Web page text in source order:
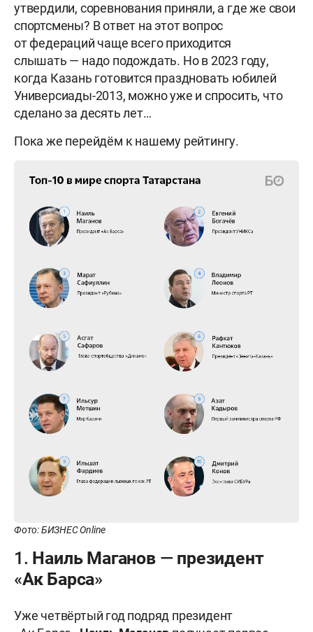
утвердили, соревнования приняли, а где же свои
спортсмены? В ответ на этот вопрос
от федераций чаще всего приходится
слышать — надо подождать. Но в 2023 году,
когда Казань готовится праздновать юбилей
Универсиады-2013, можно уже и спросить, что
сделано за десять лет…
Пока же перейдём к нашему рейтингу.
Фото: БИЗНЕС Online
1. Наиль Маганов — президент
«Ак Барса»
Уже четвёртый год подряд президент